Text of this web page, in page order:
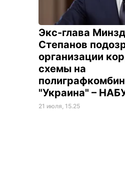
Экс-глава
Степанов
организации
схемы на
"Украина" –
21 июля, 15.25